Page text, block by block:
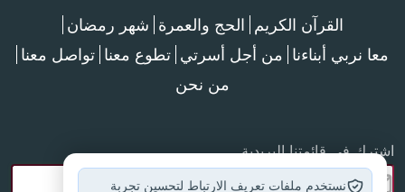
القرآن الكريم الحج والعمرة شهر رمضان
معا نربي أبناءنا من أجل أسرتي تطوع معنا تواصل معنا
من نحن
اشترك في قائمتنا البريدية
نستخدم ملفات تعريف الارتباط لتحسين تجربة